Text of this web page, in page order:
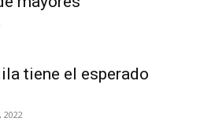
tiene el esperado